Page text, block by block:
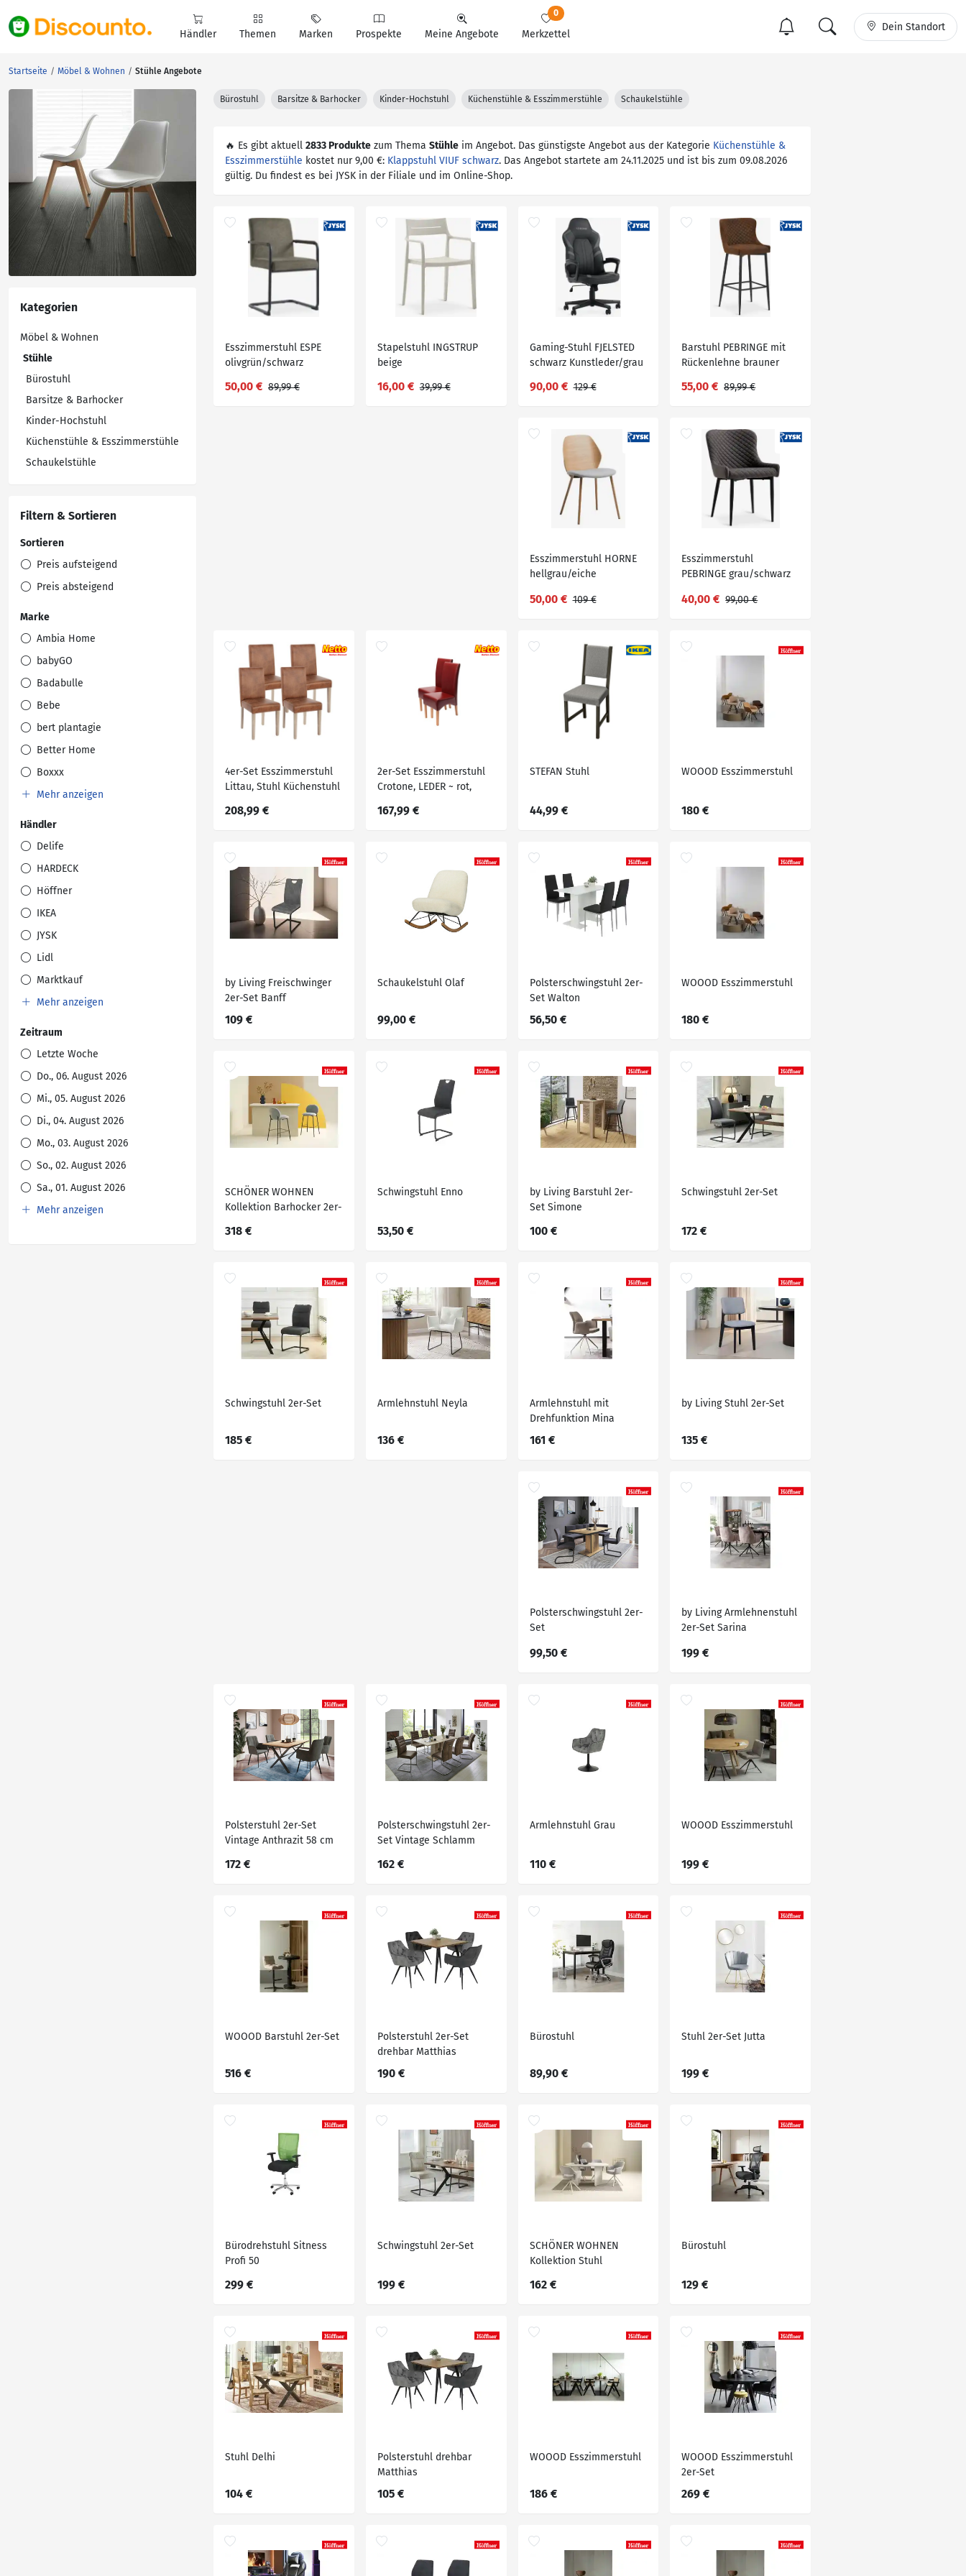
Händler Themen Marken Prospekte Meine Angebote Merkzettel
0
Dein Standort
Startseite Möbel & Wohnen Stühle Angebote
Kategorien
Möbel & Wohnen
Stühle
Bürostuhl
Barsitze & Barhocker
Kinder-Hochstuhl
Küchenstühle & Esszimmerstühle
Schaukelstühle
Filtern & Sortieren
Sortieren
Preis aufsteigend
Preis absteigend
Marke
Ambia Home
babyGO
Badabulle
Bebe
bert plantagie
Better Home
Boxxx
Mehr anzeigen
Händler
Delife
HARDECK
Höffner
IKEA
JYSK
Lidl
Marktkauf
Mehr anzeigen
Zeitraum
Letzte Woche
Do., 06. August 2026
Mi., 05. August 2026
Di., 04. August 2026
Mo., 03. August 2026
So., 02. August 2026
Sa., 01. August 2026
Mehr anzeigen
Bürostuhl Barsitze & Barhocker Kinder-Hochstuhl Küchenstühle & Esszimmerstühle Schaukelstühle
🔥 Es gibt aktuell 2833 Produkte zum Thema Stühle im Angebot. Das günstigste Angebot aus der Kategorie Küchenstühle &
Esszimmerstühle kostet nur 9,00 €: Klappstuhl VIUF schwarz. Das Angebot startete am 24.11.2025 und ist bis zum 09.08.2026
gültig. Du findest es bei JYSK in der Filiale und im Online-Shop.
Esszimmerstuhl ESPE
olivgrün/schwarz
50,00 € 89,99 €
Stapelstuhl INGSTRUP
beige
16,00 € 39,99 €
Gaming-Stuhl FJELSTED
schwarz Kunstleder/grau
90,00 € 129 €
Barstuhl PEBRINGE mit
Rückenlehne brauner
55,00 € 89,99 €
Esszimmerstuhl HORNE
hellgrau/eiche
50,00 € 109 €
Esszimmerstuhl
PEBRINGE grau/schwarz
40,00 € 99,00 €
4er-Set Esszimmerstuhl
Littau, Stuhl Küchenstuhl
Beine Struktur - Eiche
208,99 €
2er-Set Esszimmerstuhl
Crotone, LEDER ~ rot,
167,99 €
STEFAN Stuhl
44,99 €
WOOOD Esszimmerstuhl
180 €
by Living Freischwinger
2er-Set Banff
109 €
Schaukelstuhl Olaf
99,00 €
Polsterschwingstuhl 2er-
Set Walton
56,50 €
WOOOD Esszimmerstuhl
180 €
SCHÖNER WOHNEN
Kollektion Barhocker 2er-
318 €
Schwingstuhl Enno
53,50 €
by Living Barstuhl 2er-
Set Simone
100 €
Schwingstuhl 2er-Set
172 €
Schwingstuhl 2er-Set
185 €
Armlehnstuhl Neyla
136 €
Armlehnstuhl mit
Drehfunktion Mina
161 €
by Living Stuhl 2er-Set
135 €
Polsterschwingstuhl 2er-
Set
99,50 €
by Living Armlehnenstuhl
2er-Set Sarina
199 €
Polsterstuhl 2er-Set
Vintage Anthrazit 58 cm
172 €
Polsterschwingstuhl 2er-
Set Vintage Schlamm
162 €
Armlehnstuhl Grau
110 €
WOOOD Esszimmerstuhl
199 €
WOOOD Barstuhl 2er-Set
516 €
Polsterstuhl 2er-Set
drehbar Matthias
190 €
Bürostuhl
89,90 €
Stuhl 2er-Set Jutta
199 €
Bürodrehstuhl Sitness
Profi 50
299 €
Schwingstuhl 2er-Set
199 €
SCHÖNER WOHNEN
Kollektion Stuhl
162 €
Bürostuhl
129 €
Stuhl Delhi
104 €
Polsterstuhl drehbar
Matthias
105 €
WOOOD Esszimmerstuhl
186 €
WOOOD Esszimmerstuhl
2er-Set
269 €